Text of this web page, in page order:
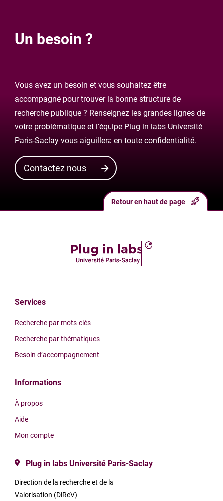
Un besoin ?
Vous avez un besoin et vous souhaitez être
accompagné pour trouver la bonne structure de
recherche publique ? Renseignez les grandes lignes de
votre problématique et l’équipe Plug in labs Université
Paris-Saclay vous aiguillera en toute confidentialité.
Contactez nous
Services
Recherche par mots-clés
Recherche par thématiques
Besoin d’accompagnement
Informations
À propos
Aide
Mon compte
Plug in labs Université Paris-Saclay
Direction de la recherche et de la
Valorisation (DiReV)
Retour en haut de page